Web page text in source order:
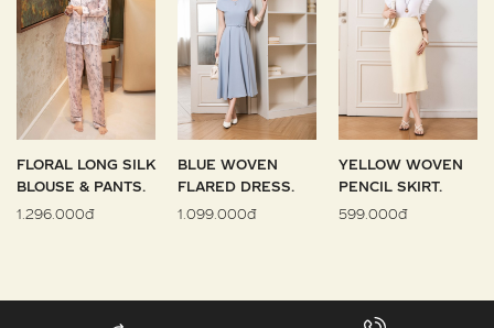
FLORAL LONG SILK
BLOUSE & PANTS.
1.296.000đ
BLUE WOVEN
FLARED DRESS.
1.099.000đ
YELLOW WOVEN
PENCIL SKIRT.
599.000đ